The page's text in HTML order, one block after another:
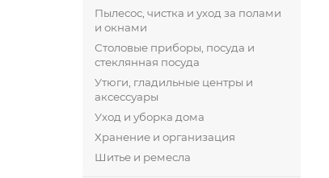
Пылесос, чистка и уход за полами
и окнами
Столовые приборы, посуда и
стеклянная посуда
Утюги, гладильные центры и
аксессуары
Уход и уборка дома
Хранение и организация
Шитье и ремесла